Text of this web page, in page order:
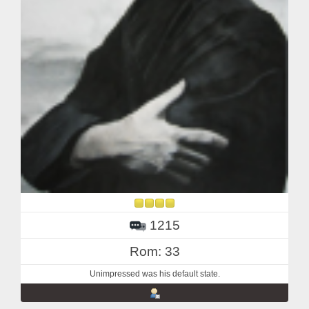
1215
Rom: 33
Unimpressed was his default state.